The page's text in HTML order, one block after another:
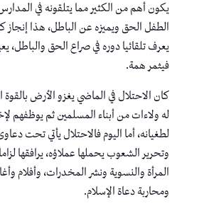
يكون أهم من الكثير مما يتلقونه في
الطفل الحق ويميزه عن الباطل، هذا إنجاز
يعرف تلقائيا دوره في صراع الحق والباطل،
فيثمر همة.
كان الاحتلال في الماضي يغزو الأرض
له ولاءات من أبناء المسلمين ثم يوظفهم
لطغيانه، أما اليوم فالاحتلال يأتي تحت
وتحرير الشعوب يحملها عملاؤه، يرافقها
المرأة والنسوية ونشر المخدرات، وأفلام
ومحاربة دعاة الإسلام.